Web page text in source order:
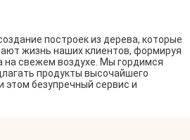
построек из дерева, которые
жизнь наших клиентов, формируя
свежем воздухе. Мы гордимся
продукты высочайшего
этом безупречный сервис и